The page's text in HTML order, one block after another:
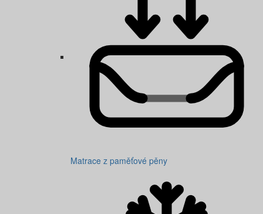
Matrace z paměťové pěny